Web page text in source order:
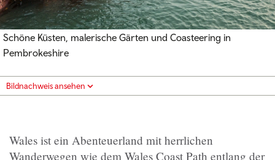
Schöne Küsten, malerische Gärten und Coasteering in
Pembrokeshire
Bildnachweis ansehen
Wales ist ein Abenteuerland mit herrlichen
Wanderwegen wie dem Wales Coast Path entlang der